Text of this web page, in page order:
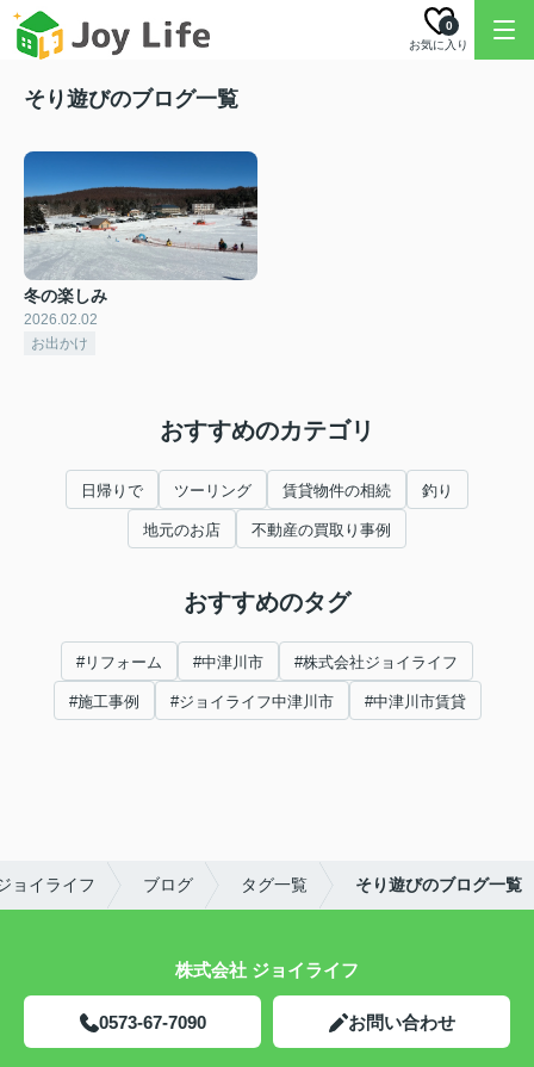
お気に入り
0
そり遊びのブログ一覧
冬の楽しみ
2026.02.02
お出かけ
おすすめのカテゴリ
日帰りで ツーリング 賃貸物件の相続 釣り
地元のお店 不動産の買取り事例
おすすめのタグ
#リフォーム #中津川市 #株式会社ジョイライフ
#施工事例 #ジョイライフ中津川市 #中津川市賃貸
ョイライフ ブログ タグ一覧 そり遊びのブログ一覧
株式会社 ジョイライフ
0573-67-7090 お問い合わせ